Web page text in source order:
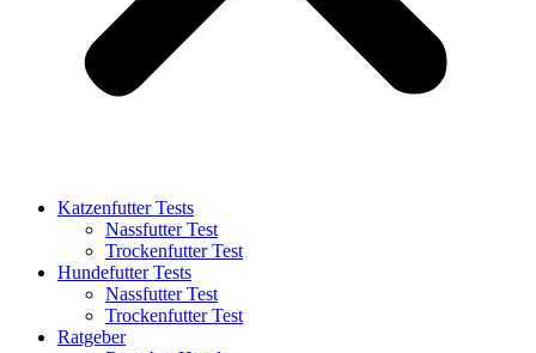
Katzenfutter Tests
Nassfutter Test
Trockenfutter Test
Hundefutter Tests
Nassfutter Test
Trockenfutter Test
Ratgeber